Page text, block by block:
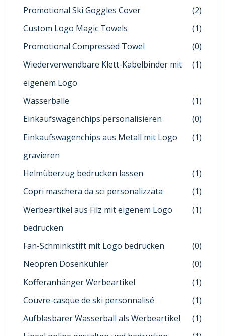
Promotional Ski Goggles Cover
(2)
Custom Logo Magic Towels
(1)
Promotional Compressed Towel
(0)
Wiederverwendbare Klett-Kabelbinder mit
eigenem Logo
(1)
Wasserbälle
(1)
Einkaufswagenchips personalisieren
(0)
Einkaufswagenchips aus Metall mit Logo
gravieren
(1)
Helmüberzug bedrucken lassen
(1)
Copri maschera da sci personalizzata
(1)
Werbeartikel aus Filz mit eigenem Logo
bedrucken
(1)
Fan-Schminkstift mit Logo bedrucken
(0)
Neopren Dosenkühler
(0)
Kofferanhänger Werbeartikel
(1)
Couvre-casque de ski personnalisé
(1)
Aufblasbarer Wasserball als Werbeartikel
(1)